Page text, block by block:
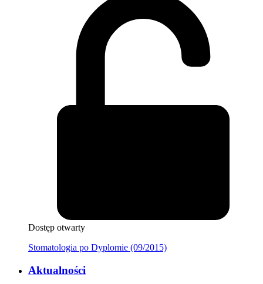
Dostęp otwarty
Stomatologia po Dyplomie (09/2015)
Aktualności